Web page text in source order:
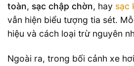
toàn, sạc chập chờn, hay sạc
vẫn hiện biểu tượng tia sét.
hiệu và cách loại trừ nguyên
Ngoài ra, trong bối cảnh xe